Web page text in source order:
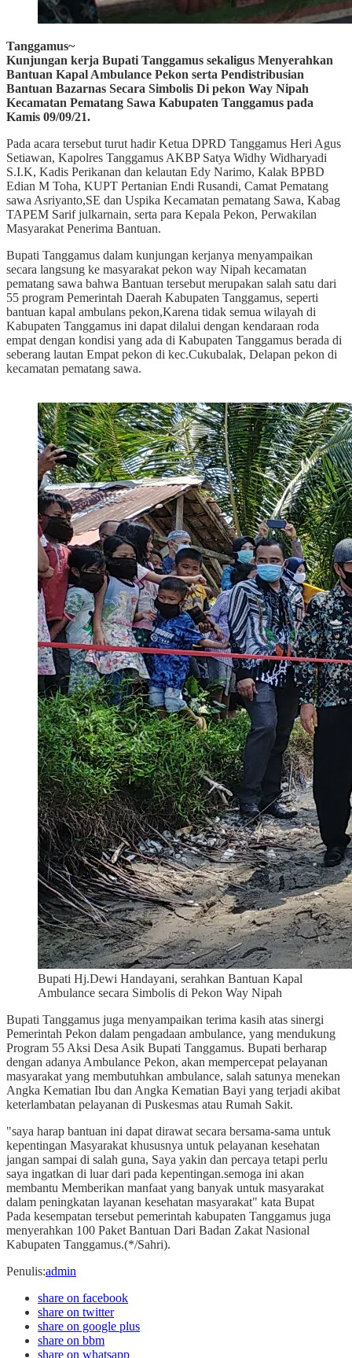
Tanggamus~
Kunjungan kerja Bupati Tanggamus sekaligus Menyerahkan
Bantuan Kapal Ambulance Pekon serta Pendistribusian
Bantuan Bazarnas Secara Simbolis Di pekon Way Nipah
Kecamatan Pematang Sawa Kabupaten Tanggamus pada
Kamis 09/09/21.
Pada acara tersebut turut hadir Ketua DPRD Tanggamus Heri Agus
Setiawan, Kapolres Tanggamus AKBP Satya Widhy Widharyadi
S.I.K, Kadis Perikanan dan kelautan Edy Narimo, Kalak BPBD
Edian M Toha, KUPT Pertanian Endi Rusandi, Camat Pematang
sawa Asriyanto,SE dan Uspika Kecamatan pematang Sawa, Kabag
TAPEM Sarif julkarnain, serta para Kepala Pekon, Perwakilan
Masyarakat Penerima Bantuan.
Bupati Tanggamus dalam kunjungan kerjanya menyampaikan
secara langsung ke masyarakat pekon way Nipah kecamatan
pematang sawa bahwa Bantuan tersebut merupakan salah satu dari
55 program Pemerintah Daerah Kabupaten Tanggamus, seperti
bantuan kapal ambulans pekon,Karena tidak semua wilayah di
Kabupaten Tanggamus ini dapat dilalui dengan kendaraan roda
empat dengan kondisi yang ada di Kabupaten Tanggamus berada di
seberang lautan Empat pekon di kec.Cukubalak, Delapan pekon di
kecamatan pematang sawa.
Bupati Hj.Dewi Handayani, serahkan Bantuan Kapal
Ambulance secara Simbolis di Pekon Way Nipah
Bupati Tanggamus juga menyampaikan terima kasih atas sinergi
Pemerintah Pekon dalam pengadaan ambulance, yang mendukung
Program 55 Aksi Desa Asik Bupati Tanggamus. Bupati berharap
dengan adanya Ambulance Pekon, akan mempercepat pelayanan
masyarakat yang membutuhkan ambulance, salah satunya menekan
Angka Kematian Ibu dan Angka Kematian Bayi yang terjadi akibat
keterlambatan pelayanan di Puskesmas atau Rumah Sakit.
"saya harap bantuan ini dapat dirawat secara bersama-sama untuk
kepentingan Masyarakat khususnya untuk pelayanan kesehatan
jangan sampai di salah guna, Saya yakin dan percaya tetapi perlu
saya ingatkan di luar dari pada kepentingan.semoga ini akan
membantu Memberikan manfaat yang banyak untuk masyarakat
dalam peningkatan layanan kesehatan masyarakat" kata Bupat
Pada kesempatan tersebut pemerintah kabupaten Tanggamus juga
menyerahkan 100 Paket Bantuan Dari Badan Zakat Nasional
Kabupaten Tanggamus.(*/Sahri).
Penulis:admin
share on facebook
share on twitter
share on google plus
share on bbm
share on whatsapp